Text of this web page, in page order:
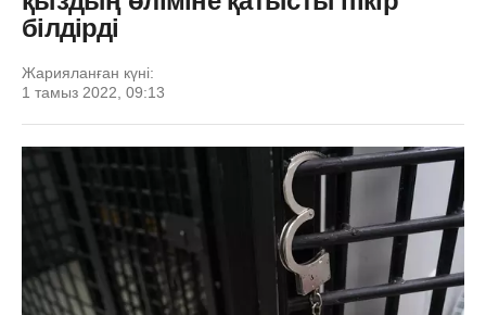
білдірді
Жарияланған күні:
1 тамыз 2022, 09:13